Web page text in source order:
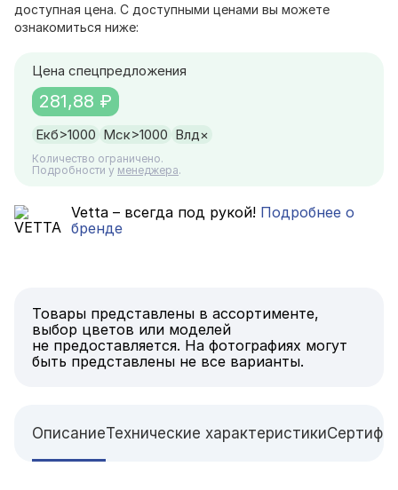
доступная цена. С доступными ценами вы можете
ознакомиться ниже:
Цена спецпредложения
Количество ограничено.
Подробности у менеджера.
Екб>1000 Мск>1000 Влд×
281,88 ₽
Vetta – всегда под рукой! Подробнее о
бренде
Товары представлены в ассортименте,
выбор цветов или моделей
не предоставляется. На фотографиях могут
быть представлены не все варианты.
ОписаниеТехнические характеристики